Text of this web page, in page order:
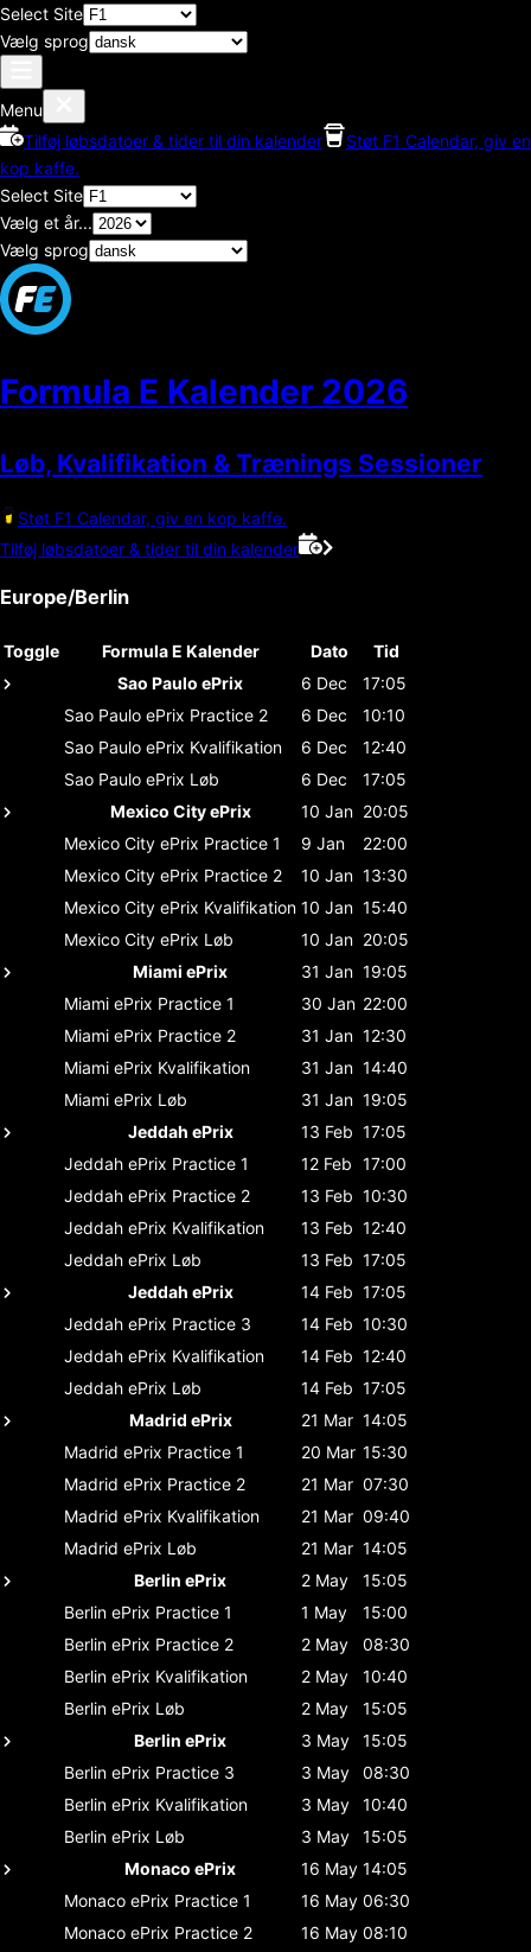
Select Site
Vælg sprog
Menu
Tilføj løbsdatoer & tider til din kalender
Støt F1 Calendar, giv en
kop kaffe.
Select Site
Vælg et år...
Vælg sprog
Formula E Kalender 2026
Løb, Kvalifikation & Trænings Sessioner
Støt F1 Calendar, giv en kop kaffe.
Tilføj løbsdatoer & tider til din kalender
Europe/Berlin
Toggle Formula E Kalender Dato
Tid
Sao Paulo ePrix
6 Dec
17:05
Sao Paulo ePrix Practice 2 6 Dec
10:10
Sao Paulo ePrix Kvalifikation 6 Dec
12:40
Sao Paulo ePrix Løb 6 Dec
17:05
Mexico City ePrix
10 Jan 20:05
Mexico City ePrix Practice 1 9 Jan
22:00
Mexico City ePrix Practice 2 10 Jan 13:30
Mexico City ePrix Kvalifikation 10 Jan 15:40
Mexico City ePrix Løb 10 Jan 20:05
Miami ePrix
31 Jan 19:05
Miami ePrix Practice 1 30 Jan 22:00
Miami ePrix Practice 2 31 Jan 12:30
Miami ePrix Kvalifikation 31 Jan 14:40
Miami ePrix Løb 31 Jan 19:05
Jeddah ePrix
13 Feb 17:05
Jeddah ePrix Practice 1 12 Feb 17:00
Jeddah ePrix Practice 2 13 Feb 10:30
Jeddah ePrix Kvalifikation 13 Feb 12:40
Jeddah ePrix Løb 13 Feb 17:05
Jeddah ePrix
14 Feb 17:05
Jeddah ePrix Practice 3 14 Feb 10:30
Jeddah ePrix Kvalifikation 14 Feb 12:40
Jeddah ePrix Løb 14 Feb 17:05
Madrid ePrix
21 Mar 14:05
Madrid ePrix Practice 1 20 Mar 15:30
Madrid ePrix Practice 2 21 Mar 07:30
Madrid ePrix Kvalifikation 21 Mar 09:40
Madrid ePrix Løb 21 Mar 14:05
Berlin ePrix
2 May
15:05
Berlin ePrix Practice 1 1 May
15:00
Berlin ePrix Practice 2 2 May
08:30
Berlin ePrix Kvalifikation 2 May
10:40
Berlin ePrix Løb 2 May
15:05
Berlin ePrix
3 May
15:05
Berlin ePrix Practice 3 3 May
08:30
Berlin ePrix Kvalifikation 3 May
10:40
Berlin ePrix Løb 3 May
15:05
Monaco ePrix
16 May 14:05
Monaco ePrix Practice 1 16 May 06:30
Monaco ePrix Practice 2 16 May 08:10